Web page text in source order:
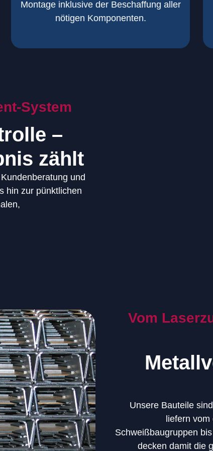
Montage inklusive der Beschaffung aller
nötigen Komponenten.
System
–
zählt
und
hin zur pünktlichen
Vom
Unsere Bauteile
liefern vom
Schweißbaugruppen
decken damit die